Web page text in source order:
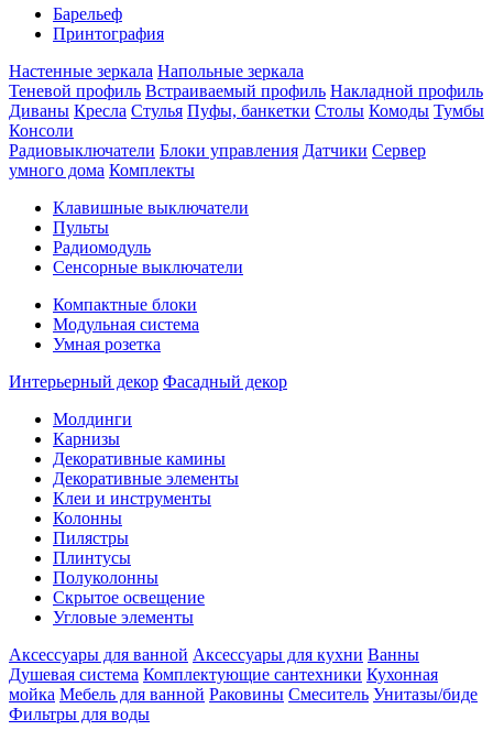
Барельеф
Принтография
Настенные зеркала Напольные зеркала
Теневой профиль Встраиваемый профиль Накладной профиль
Диваны Кресла Стулья Пуфы, банкетки Столы Комоды Тумбы
Консоли
Радиовыключатели Блоки управления Датчики Сервер
умного дома Комплекты
Клавишные выключатели
Пульты
Радиомодуль
Сенсорные выключатели
Компактные блоки
Модульная система
Умная розетка
Интерьерный декор Фасадный декор
Молдинги
Карнизы
Декоративные камины
Декоративные элементы
Клеи и инструменты
Колонны
Пилястры
Плинтусы
Полуколонны
Скрытое освещение
Угловые элементы
Аксессуары для ванной Аксессуары для кухни Ванны
Душевая система Комплектующие сантехники Кухонная
мойка Мебель для ванной Раковины Смеситель Унитазы/биде
Фильтры для воды